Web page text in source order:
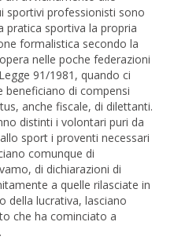
sportivi professionisti sono
pratica sportiva la propria
formalistica secondo la
nelle poche federazioni
91/1981, quando ci
beneficiano di compensi
anche fiscale, di dilettanti.
distinti i volontari puri da
sport i proventi necessari
comunque di
di dichiarazioni di
a quelle rilasciate in
della lucrativa, lasciano
che ha cominciato a